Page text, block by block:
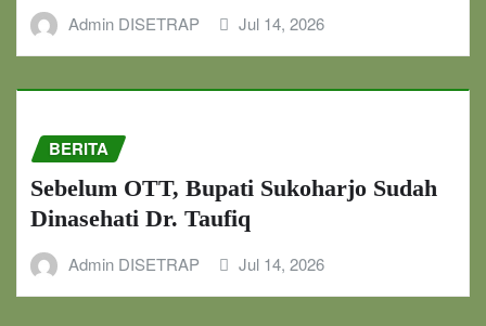
Admin DISETRAP Jul 14, 2026
BERITA
Sebelum OTT, Bupati Sukoharjo Sudah
Dinasehati Dr. Taufiq
Admin DISETRAP Jul 14, 2026